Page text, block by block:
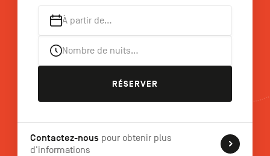
NL
secondaire
À partir de…
Nombre de nuits…
RÉSERVER
Contactez-nous pour obtenir plus
d'informations